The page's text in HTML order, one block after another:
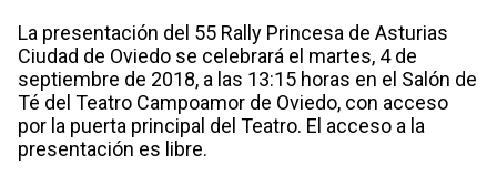
La presentación del 55 Rally Princesa de Asturias
Ciudad de Oviedo se celebrará el martes, 4 de
septiembre de 2018, a las 13:15 horas en el Salón de
Té del Teatro Campoamor de Oviedo, con acceso
por la puerta principal del Teatro. El acceso a la
presentación es libre.